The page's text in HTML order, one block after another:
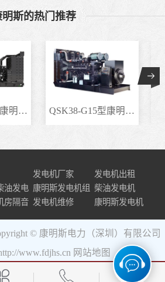
明斯的热门推荐
KTA50-GS8型康明斯柴.. QSK38-G15型康明斯柴..
发电机厂家
发电机出租
油发电 康明斯发电机组 柴油发电机
房隔音 发电机维修 康明斯发电机
© 康明斯电力（深圳）有限公司
www.fdjhs.cn 网站地图